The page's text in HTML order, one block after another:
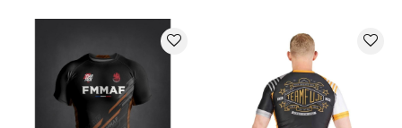
favorite_border favorite_border